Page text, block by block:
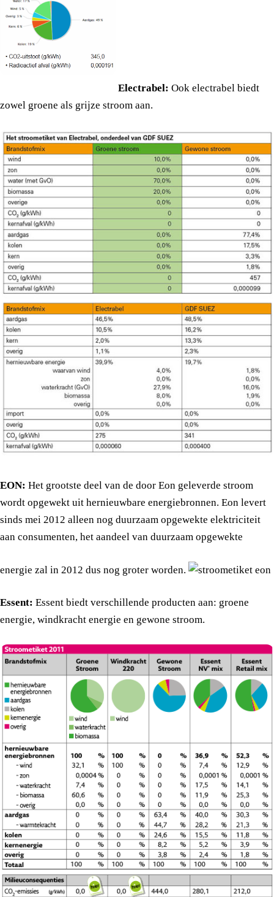
Electrabel: Ook electrabel biedt
zowel groene als grijze stroom aan.
EON: Het grootste deel van de door Eon geleverde stroom
wordt opgewekt uit hernieuwbare energiebronnen. Eon levert
sinds mei 2012 alleen nog duurzaam opgewekte elektriciteit
aan consumenten, het aandeel van duurzaam opgewekte
energie zal in 2012 dus nog groter worden.
Essent: Essent biedt verschillende producten aan: groene
energie, windkracht energie en gewone stroom.